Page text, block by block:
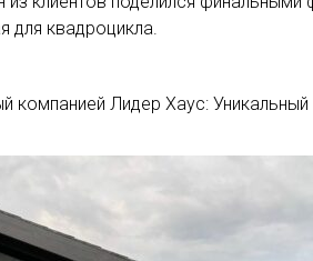
для квадроцикла.
компанией Лидер Хаус: